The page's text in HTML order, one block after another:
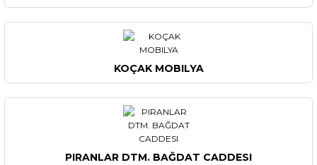
KOÇAK MOBILYA
PIRANLAR DTM. BAĞDAT CADDESI